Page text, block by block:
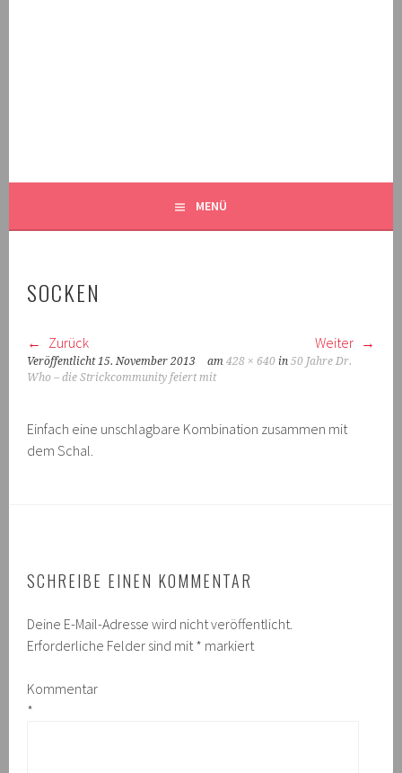
MENÜ
SOCKEN
Zurück Weiter
Veröffentlicht15. November 2013 am428 × 640 in50 Jahre Dr.
Who – die Strickcommunity feiert mit
Einfach eine unschlagbare Kombination zusammen mit
dem Schal.
SCHREIBE EINEN KOMMENTAR
Deine E-Mail-Adresse wird nicht veröffentlicht.
Erforderliche Felder sind mit * markiert
Kommentar
*